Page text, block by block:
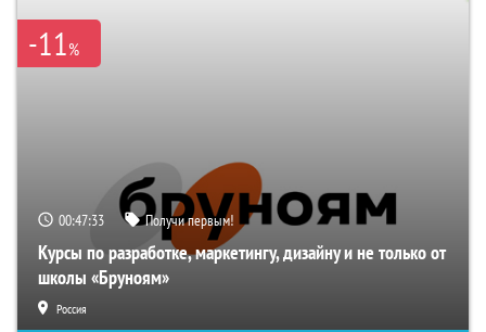
-11%
00:47:33 Получи первым!
Курсы по разработке, маркетингу, дизайну и не только от
школы «Бруноям»
Россия